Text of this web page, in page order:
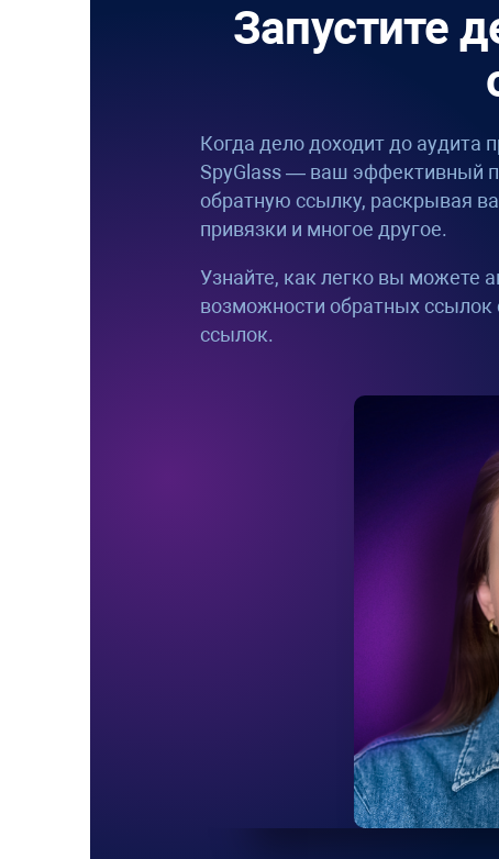
Запустите
Когда дело доходит до аудита
SpyGlass— ваш эффективный
обратную ссылку, раскрывая
привязки и многое другое.
Узнайте, как легко вы можете
возможности обратных
ссылок.